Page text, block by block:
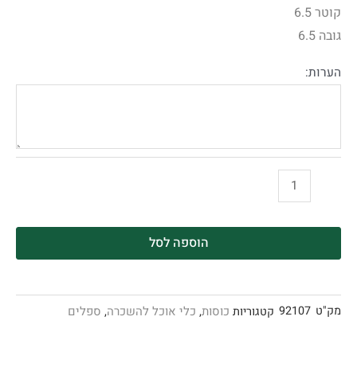
קוטר 6.5
גובה 6.5
הערות:
הוספה לסל
מק"ט 92107 קטגוריות כוסות, כלי אוכל להשכרה, ספלים